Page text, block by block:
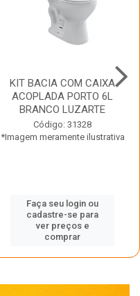
KIT BACIA COM CAIXA
ACOPLADA PORTO 6L
BRANCO LUZARTE
Código: 31328
*Imagem meramente ilustrativa
Faça seu login ou
cadastre-se para
ver preços e
comprar